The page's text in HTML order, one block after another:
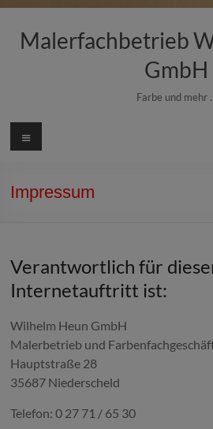
Inhalt
springenMalerfachbetrieb
GmbH
Farbe und mehr
Menü
Impressum
Verantwortlich für
Internetauftritt ist:
Wilhelm Heun GmbH
Malerbetrieb und
Hauptstraße 28
35687 Niederscheld
Telefon: 0 27 71 / 65 30